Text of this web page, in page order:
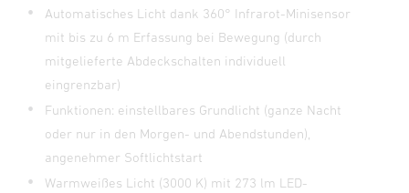
Automatisches Licht dank 360° Infrarot-Minisensor
mit bis zu 6 m Erfassung bei Bewegung (durch
mitgelieferte Abdeckschalten individuell
eingrenzbar)
Funktionen: einstellbares Grundlicht (ganze Nacht
oder nur in den Morgen- und Abendstunden),
angenehmer Softlichtstart
Warmweißes Licht (3000 K) mit 273 lm LED-